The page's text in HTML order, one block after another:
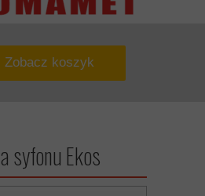
Zobacz koszyk
syfonu Ekos